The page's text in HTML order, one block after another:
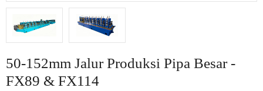
50-152mm Jalur Produksi Pipa Besar -
FX89 & FX114